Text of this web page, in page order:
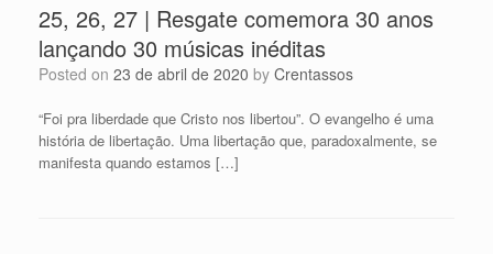
25, 26, 27 | Resgate comemora 30 anos
lançando 30 músicas inéditas
Posted on 23 de abril de 2020 by Crentassos
“Foi pra liberdade que Cristo nos libertou”. O evangelho é uma
história de libertação. Uma libertação que, paradoxalmente, se
manifesta quando estamos […]